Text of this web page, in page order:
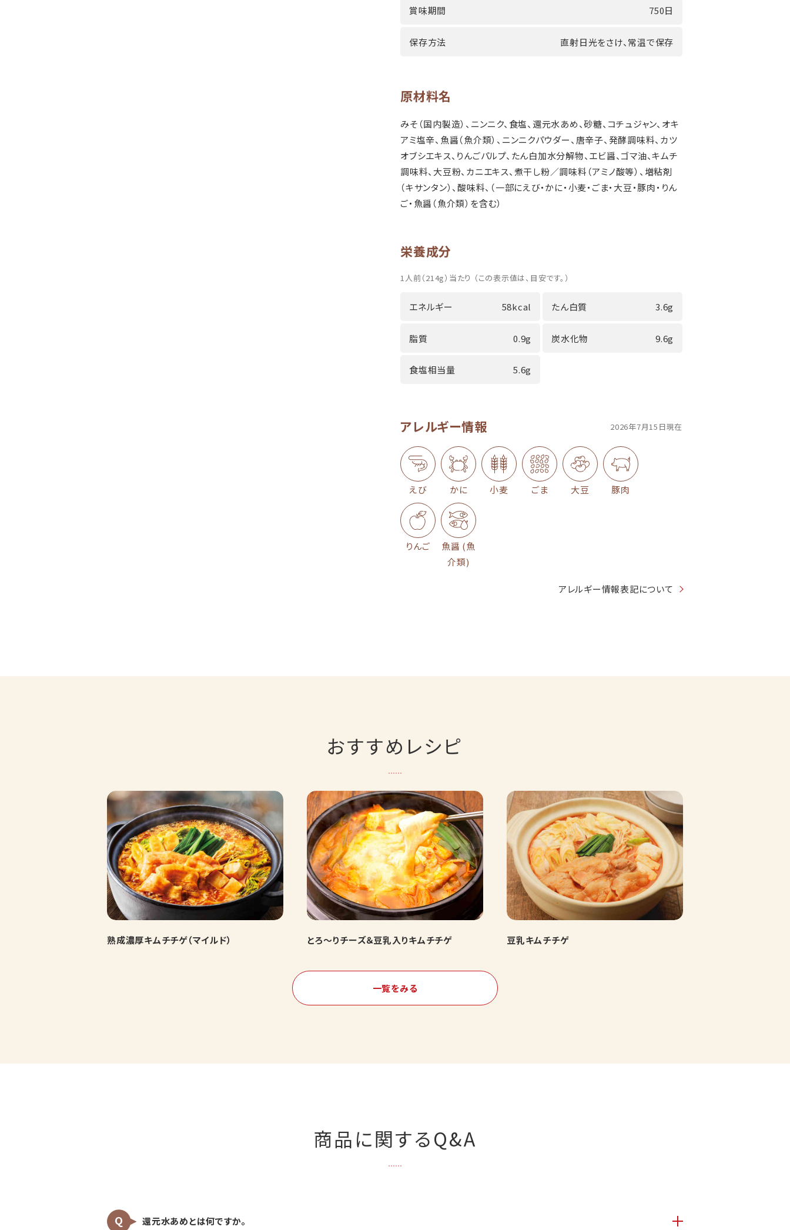
賞味期間 750日
保存方法 直射日光をさけ、常温で保存
原材料名
みそ（国内製造）、ニンニク、食塩、還元水あめ、砂糖、コチュジャン、オキ
アミ塩辛、魚醤（魚介類）、ニンニクパウダー、唐辛子、発酵調味料、カツ
オブシエキス、りんごパルプ、たん白加水分解物、エビ醤、ゴマ油、キムチ
調味料、大豆粉、カニエキス、煮干し粉／調味料（アミノ酸等）、増粘剤
（キサンタン）、酸味料、（一部にえび・かに・小麦・ごま・大豆・豚肉・りん
ご・魚醤（魚介類）を含む）
栄養成分
1人前（214g）当たり （この表示値は、目安です。）
エネルギー 58kcal たん白質 3.6g
脂質 0.9g 炭水化物 9.6g
食塩相当量 5.6g
アレルギー情報 2026年7月15日現在
えび かに 小麦 ごま 大豆 豚肉
りんご
魚醤 (魚
介類)
アレルギー情報表記について
おすすめレシピ
熟成濃厚キムチチゲ（マイルド） とろ～りチーズ＆豆乳入りキムチチゲ 豆乳キムチチゲ
一覧をみる
商品に関するQ&A
還元水あめとは何ですか。